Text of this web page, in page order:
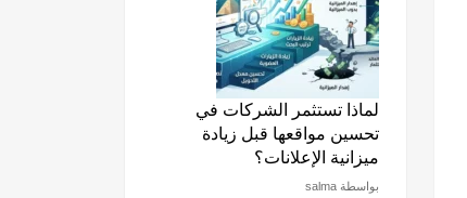
لماذا تستثمر الشركات في
تحسين مواقعها قبل زيادة
ميزانية الإعلانات؟
بواسطة salma